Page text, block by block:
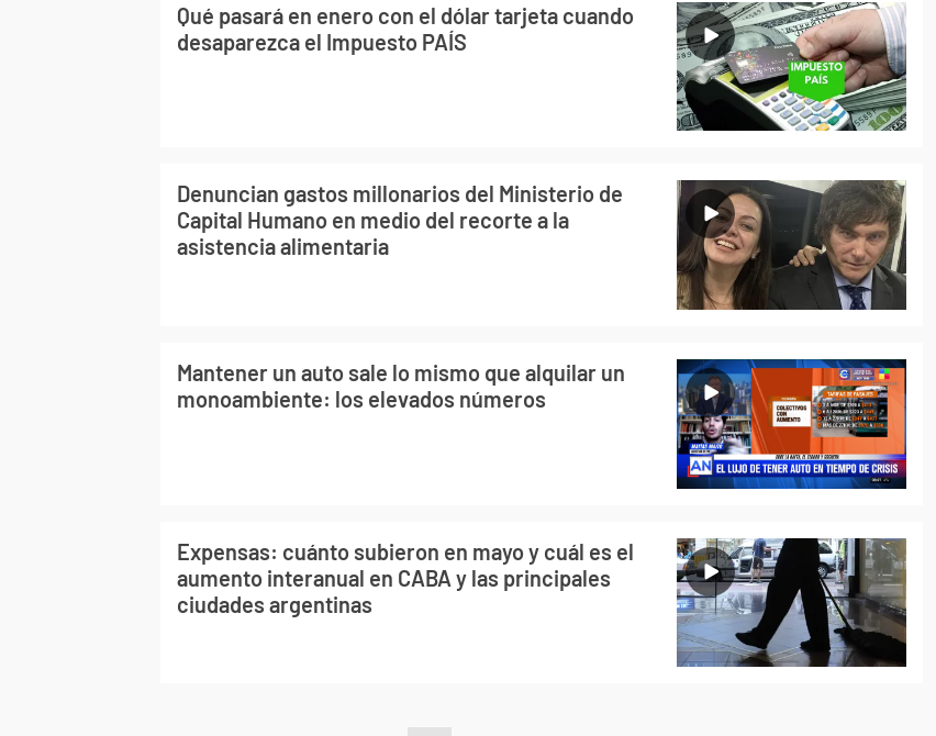
Qué pasará en enero con el dólar tarjeta cuando
desaparezca el Impuesto PAÍS
Denuncian gastos millonarios del Ministerio de
Capital Humano en medio del recorte a la
asistencia alimentaria
Mantener un auto sale lo mismo que alquilar un
monoambiente: los elevados números
Expensas: cuánto subieron en mayo y cuál es el
aumento interanual en CABA y las principales
ciudades argentinas